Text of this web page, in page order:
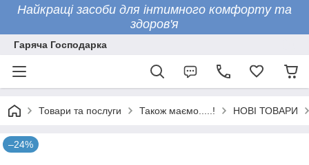
Найкращі засоби для інтимного комфорту та
здоров'я
Гаряча Господарка
Товари та послуги Також маємо.....! НОВІ ТОВАРИ
–24%